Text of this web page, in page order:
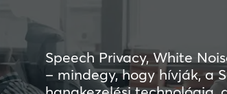
Speech Privacy, White
– mindegy, hogy hívják, a